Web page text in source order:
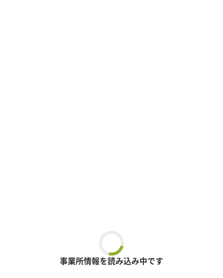
事業所情報を読み込み中です